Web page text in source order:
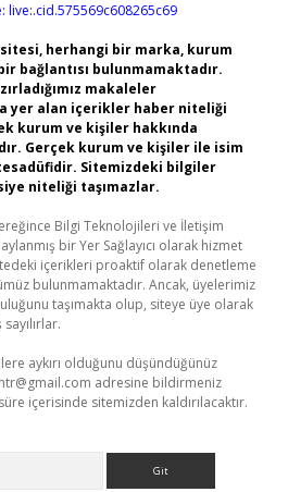
live:.cid.575569c608265c69
herhangi bir marka, kurum
bağlantısı bulunmamaktadır.
makaleler
yer alan içerikler haber niteliği
kurum ve kişiler hakkında
Gerçek kurum ve kişiler ile isim
Sitemizdeki bilgiler
niteliği taşımazlar.
Bilgi Teknolojileri ve İletişim
bir Yer Sağlayıcı olarak hizmet
içerikleri proaktif olarak denetleme
bulunmamaktadır. Ancak, üyelerimiz
taşımakta olup, siteye üye olarak
aykırı olduğunu düşündüğünüz
adresine bildirmeniz
içerisinde sitemizden kaldırılacaktır.